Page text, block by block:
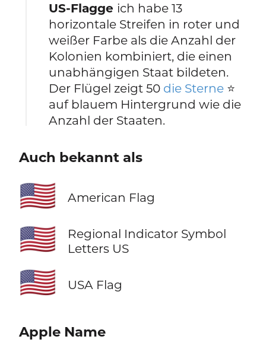
US-Flagge ich habe 13
horizontale Streifen in roter und
weißer Farbe als die Anzahl der
Kolonien kombiniert, die einen
unabhängigen Staat bildeten.
Der Flügel zeigt 50 die Sterne ⭐
auf blauem Hintergrund wie die
Anzahl der Staaten.
Auch bekannt als
🇺🇸 American Flag
🇺🇸
Regional Indicator Symbol
Letters US
🇺🇸 USA Flag
Apple Name